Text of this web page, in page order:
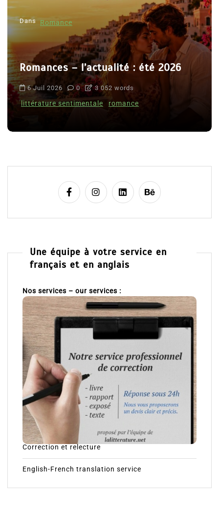
Dans Romance
Romances – l’actualité : été 2026
6 Juil 2026 0 3 052 words
littérature sentimentale romance
Une équipe à votre service en
français et en anglais
Nos services – our services :
Correction et relecture
English-French translation service